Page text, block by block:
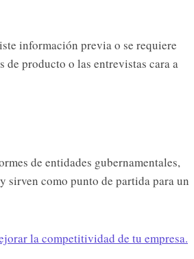
información previa o se requiere
de producto o las entrevistas cara a
de entidades gubernamentales,
sirven como punto de partida para un
la competitividad de tu empresa.